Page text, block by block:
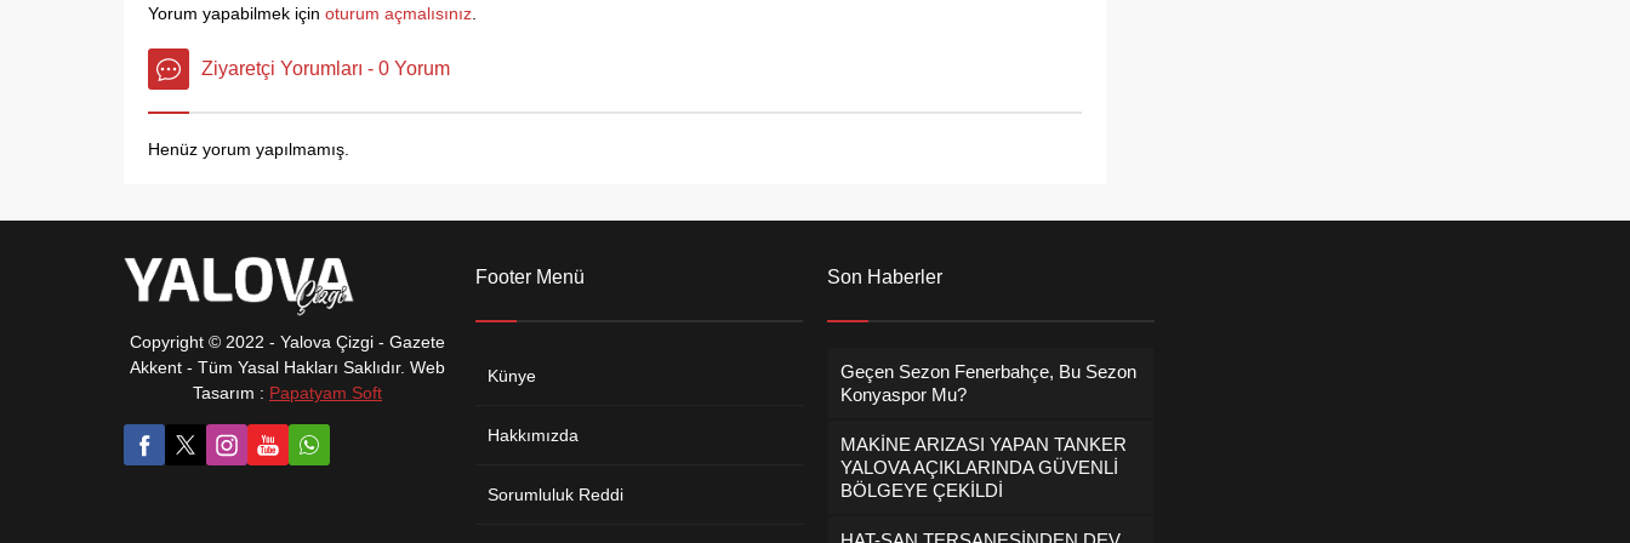
bıraktılar. Yakılan ateşle verilen
zararın kabul edilemez olduğunu
belirten...
Yorum yapabilmek için oturum açmalısınız.
Ziyaretçi Yorumları - 0 Yorum
Henüz yorum yapılmamış.
Copyright © 2022 - Yalova Çizgi - Gazete
Akkent - Tüm Yasal Hakları Saklıdır. Web
Tasarım : Papatyam Soft
Footer Menü
Künye
Hakkımızda
Sorumluluk Reddi
Son Haberler
Geçen Sezon Fenerbahçe, Bu Sezon
Konyaspor Mu?
MAKİNE ARIZASI YAPAN TANKER
YALOVA AÇIKLARINDA GÜVENLİ
BÖLGEYE ÇEKİLDİ